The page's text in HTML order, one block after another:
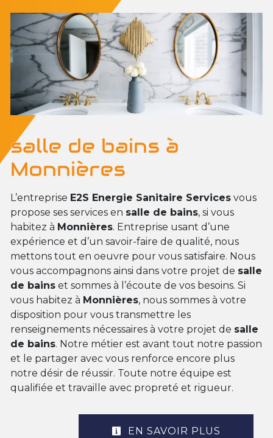
salle de bains à
Monnières
L’entreprise E2S Energie Sanitaire Services vous
propose ses services en salle de bains, si vous
habitez à Monnières. Entreprise usant d’une
expérience et d’un savoir-faire de qualité, nous
mettons tout en oeuvre pour vous satisfaire. Nous
vous accompagnons ainsi dans votre projet de salle
de bains et sommes à l’écoute de vos besoins. Si
vous habitez à Monnières, nous sommes à votre
disposition pour vous transmettre les
renseignements nécessaires à votre projet de salle
de bains. Notre métier est avant tout notre passion
et le partager avec vous renforce encore plus
notre désir de réussir. Toute notre équipe est
qualifiée et travaille avec propreté et rigueur.
EN SAVOIR PLUS